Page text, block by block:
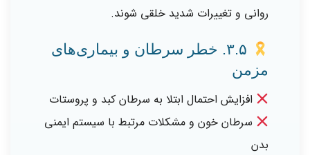
روانی و تغییرات شدید خلقی شوند.
۳.۵. خطر سرطان و بیماری‌های
مزمن
افزایش احتمال ابتلا به سرطان کبد و پروستات
سرطان خون و مشکلات مرتبط با سیستم ایمنی
بدن